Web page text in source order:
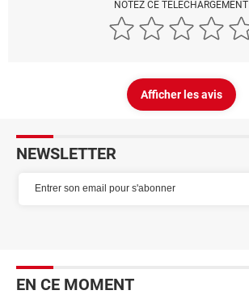
NOTEZ CE TÉLÉCHARGEMENT
Afficher les avis
NEWSLETTER
EN CE MOMENT